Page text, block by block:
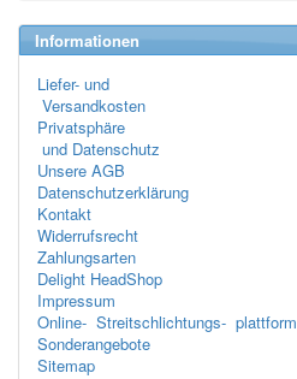
Informationen
Liefer- und
Versandkosten
Privatsphäre
und Datenschutz
Unsere AGB
Datenschutzerklärung
Kontakt
Widerrufsrecht
Zahlungsarten
Delight HeadShop
Impressum
Online- Streitschlichtungs- plattform
Sonderangebote
Sitemap